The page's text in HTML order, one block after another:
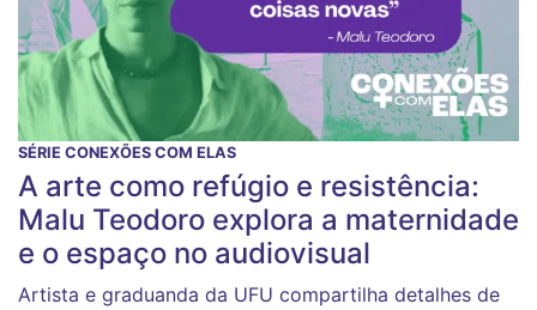
SÉRIE CONEXÕES COM ELAS
A arte como refúgio e resistência:
Malu Teodoro explora a maternidade
e o espaço no audiovisual
Artista e graduanda da UFU compartilha detalhes de